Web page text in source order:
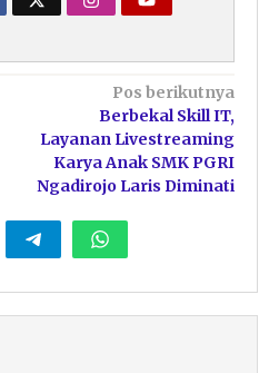
Pos berikutnya
Berbekal Skill IT,
Layanan Livestreaming
Karya Anak SMK PGRI
Ngadirojo Laris Diminati